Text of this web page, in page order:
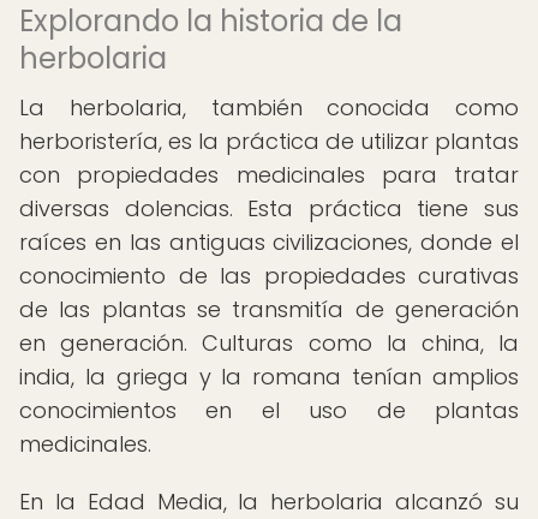
Explorando la historia de la
herbolaria
La herbolaria, también conocida como
herboristería, es la práctica de utilizar plantas
con propiedades medicinales para tratar
diversas dolencias. Esta práctica tiene sus
raíces en las antiguas civilizaciones, donde el
conocimiento de las propiedades curativas
de las plantas se transmitía de generación
en generación. Culturas como la china, la
india, la griega y la romana tenían amplios
conocimientos en el uso de plantas
medicinales.
En la Edad Media, la herbolaria alcanzó su